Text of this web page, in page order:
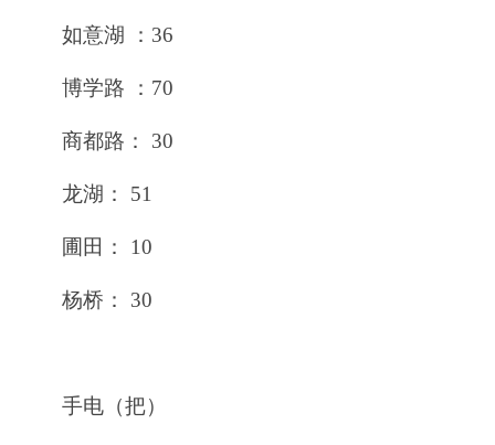
如意湖 ：36
博学路 ：70
商都路： 30
龙湖： 51
圃田： 10
杨桥： 30
手电（把）